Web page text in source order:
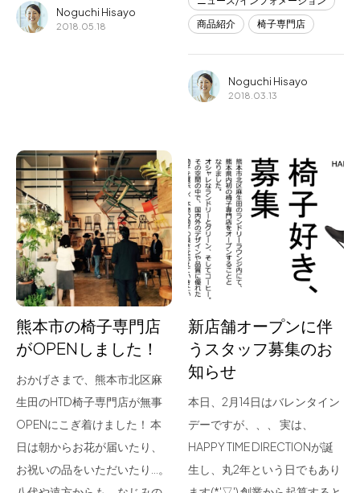
Noguchi Hisayo
2018.05.18
商品紹介
椅子専門店
Noguchi Hisayo
2018.03.13
熊本市の椅子専門店
がOPENしました！
おかげさまで、熊本市北区麻
生田のHTD椅子専門店が無事
OPENにこぎ着けました！ 本
日は朝からお花が届いたり、
お祝いの品をいただいたり…。
新店舗オープンに伴
うスタッフ募集のお
知らせ
本日、2月14日はバレンタイン
デーですが、、、 実は、
HAPPY TIME DIRECTIONが誕
生し、丸2年という日でもあり